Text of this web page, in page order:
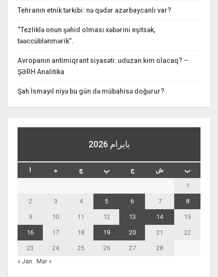
Tehranın etnik tərkibi: nə qədər azərbaycanlı var?
“Tezliklə onun şəhid olması xəbərini eşitsək,
təəccüblənmərik”.
Avropanın antimiqrant siyasəti: uduzan kim olacaq? –
ŞƏRH Analitika
Şah İsmayıl niyə bu gün də mübahisə doğurur?
بايرام 2026
ه چ پ ج ش ب
1
2 3 4 5 6 7 8
9 10 11 12 13 14 15
16 17 18 19 20 21 22
23 24 25 26 27
28
« Jan
Mar »